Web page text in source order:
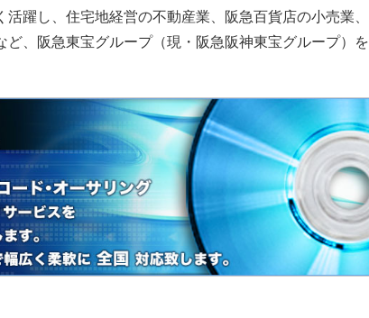
躍し、住宅地経営の不動産業、阪急百貨店の小売業、
、阪急東宝グループ（現・阪急阪神東宝グループ）を